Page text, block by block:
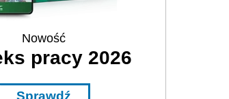
Nowość
pracy 2026
Sprawdź